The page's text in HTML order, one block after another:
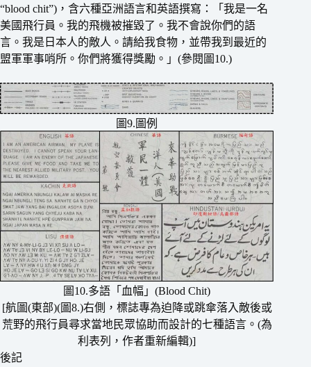
“blood chit”)，含六種亞洲語言和英語撰寫：「我是一名
美國飛行員。我的飛機被摧毀了。我不會說你們的語
言。我是日本人的敵人。請給我食物，並帶我到最近的
盟軍軍事哨所。你們將獲得獎勵。」(參閱圖10.)
圖9.圖例
圖10.多語「血幅」(Blood Chit)
[航圖(東部)(圖8.)右側，標誌專為迫降或跳傘落入敵後或
荒野的飛行員尋求當地民眾協助而設計的七種語言。(為
利表列，作者重新編輯)]
後記